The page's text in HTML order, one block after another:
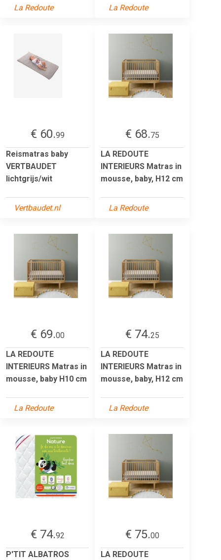
La Redoute La Redoute
€ 60.99
Reismatras baby
VERTBAUDET
lichtgrijs/wit
Vertbaudet.nl
€ 68.75
LA REDOUTE
INTERIEURS Matras in
mousse, baby, H12 cm
La Redoute
€ 69.00
LA REDOUTE
INTERIEURS Matras in
mousse, baby H10 cm
La Redoute
€ 74.25
LA REDOUTE
INTERIEURS Matras in
mousse, baby, H12 cm
La Redoute
€ 74.92
P'TIT ALBATROS
€ 75.00
LA REDOUTE